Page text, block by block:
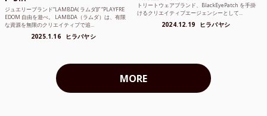
ジュエリーブランド“LAMBDA( ラムダ))” “PLAYFRE
EDOM 自由を遊べ。 LAMBDA（ラムダ）は、有限
な資源を無限のクリエイティブで追...
2025.1.16 ヒラバヤシ
トリートウェアブランド、BlackEyePatch を手掛
けるクリエイティブエージェンシーとして...
2024.12.19 ヒラバヤシ
MORE